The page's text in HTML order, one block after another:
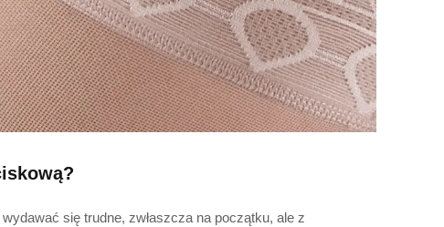
się trudne, zwłaszcza na początku, ale z